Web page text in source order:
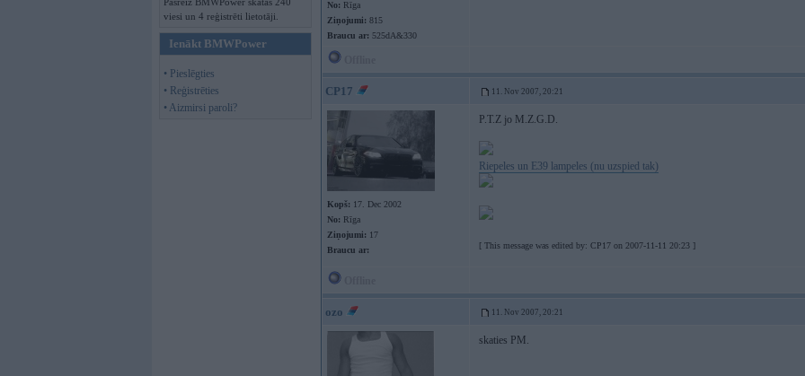
viesi un 4 reģistrēti lietotāji.
Ienākt BMWPower
• Pieslēgties
• Reģistrēties
• Aizmirsi paroli?
No: Rīga
Ziņojumi: 815
Braucu ar: 525dA&330
CP17 11. Nov 2007, 20:21
Kopš: 17. Dec 2002
No: Rīga
Ziņojumi: 17
Braucu ar:
P.T.Z jo M.Z.G.D.
Riepeles un E39 lampeles (nu uzspied tak)
[ This message was edited by: CP17 on 2007-11-11 20:23 ]
ozo 11. Nov 2007, 20:21
skaties PM.